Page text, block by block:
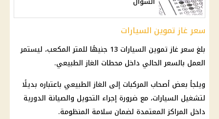
سعر غاز تموين السيارات
بلغ سعرغاز تموين السيارات
13 جنيهًا للمتر المكعب، ليستمر
العمل بالسعر الحالي داخل محطات الغاز الطبيعي.
ويلجأ بعض أصحاب المركبات إلى الغاز الطبيعي باعتباره بديلًا
لتشغيل السيارات، مع ضرورة إجراء التحويل والصيانة الدورية
داخل المراكز المعتمدة لضمان سلامة المنظومة.